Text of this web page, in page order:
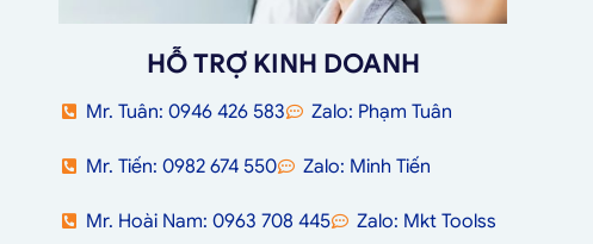
HỖ TRỢ KINH DOANH
Mr. Tuân: 0946 426 583 Zalo: Phạm Tuân
Mr. Tiến: 0982 674 550 Zalo: Minh Tiến
Mr. Hoài Nam: 0963 708 445 Zalo: Mkt Toolss